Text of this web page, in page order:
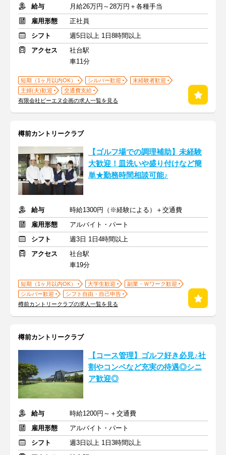
給与
月給26万円～28万円＋各種手当
雇用形態
正社員
シフト
週5日以上 1日8時間以上
アクセス
社台駅
車11分
短期（1ヶ月以内OK） シルバー歓迎
未経験者歓迎
主婦(夫)歓迎
交通費支給
有限会社ビーエヌ企画の求人一覧を見る
樽前カントリークラブ
【ゴルフ場での調理補助】未経験
大歓迎！皿洗いや盛り付けなど簡
単★勤務時間相談可能♪
給与
時給1300円（※経験による）＋交通費
雇用形態
アルバイト・パート
シフト
週3日 1日4時間以上
アクセス
社台駅
車19分
短期（1ヶ月以内OK） 大学生歓迎
副業・Ｗワーク歓迎
シルバー歓迎
シフト自由・自己申告
樽前カントリークラブの求人一覧を見る
樽前カントリークラブ
【コース管理】ゴルフ好き必見♪社
割やコンペなど充実の待遇◎シニ
ア歓迎◎
給与
時給1200円～＋交通費
雇用形態
アルバイト・パート
シフト
週3日以上 1日3時間以上